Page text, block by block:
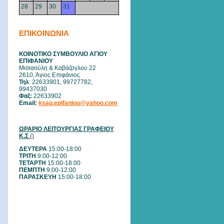
28
29 30 31
ΕΠΙΚΟΙΝΩΝΙΑ
ΚΟΙΝΟΤΙΚΟ ΣΥΜΒΟΥΛΙΟ ΑΓΙΟΥ
ΕΠΙΦΑΝΙΟΥ
Μισιαούλη & Καβάζογλου 22
2610, Άγιος Επιφάνιος
Τηλ: 22633901, 99727782,
99437030
Φαξ: 22633902
Email : ksag.epifaniou@yahoo.com
ΩΡΑΡΙΟ ΛΕΙΤΟΥΡΓΙΑΣ ΓΡΑΦΕΙΟΥ
Κ.Σ ()
ΔΕΥΤΕΡΑ 15:00-18:00
ΤΡΙΤΗ 9:00-12:00
ΤΕΤΑΡΤΗ 15:00-18:00
ΠΕΜΠΤΗ 9:00-12:00
ΠΑΡΑΣΚΕΥΗ 15:00-18:00